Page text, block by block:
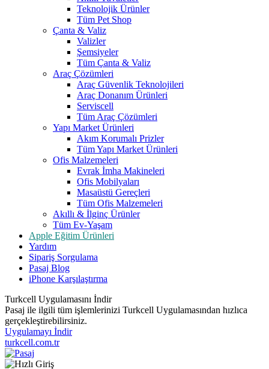
Teknolojik Ürünler
Tüm Pet Shop
Çanta & Valiz
Valizler
Şemsiyeler
Tüm Çanta & Valiz
Araç Çözümleri
Araç Güvenlik Teknolojileri
Araç Donanım Ürünleri
Serviscell
Tüm Araç Çözümleri
Yapı Market Ürünleri
Akım Korumalı Prizler
Tüm Yapı Market Ürünleri
Ofis Malzemeleri
Evrak İmha Makineleri
Ofis Mobilyaları
Masaüstü Gereçleri
Tüm Ofis Malzemeleri
Akıllı & İlginç Ürünler
Tüm Ev-Yaşam
Apple Eğitim Ürünleri
Yardım
Sipariş Sorgulama
Pasaj Blog
iPhone Karşılaştırma
Turkcell Uygulamasını İndir
Pasaj ile ilgili tüm işlemlerinizi Turkcell Uygulamasından hızlıca
gerçekleştirebilirsiniz.
Uygulamayı İndir
turkcell.com.tr